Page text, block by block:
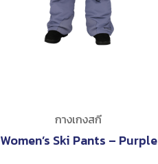
กางเกงสกี
Women’s Ski Pants – Purple